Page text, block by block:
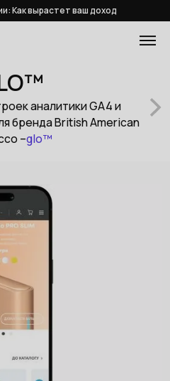
Как вырастет ваш доход
аналитики GA4 и
бренда British American
–glo™